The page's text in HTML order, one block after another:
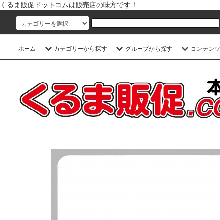
くるま販促ドットコムは販売店の味方です！
ホーム カテゴリーから探す グループから探す コンテン